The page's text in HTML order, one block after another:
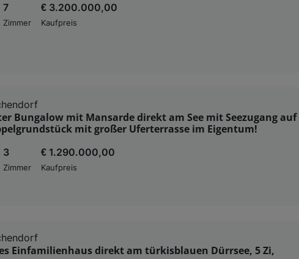
7
Zimmer
€ 3.200.000,00
Kaufpreis
Bungalow mit Mansarde direkt am See mit Seezugang auf
mit großer Uferterrasse im Eigentum!
3
Zimmer
€ 1.290.000,00
Kaufpreis
Einfamilienhaus direkt am türkisblauen Dürrsee, 5 Zi,